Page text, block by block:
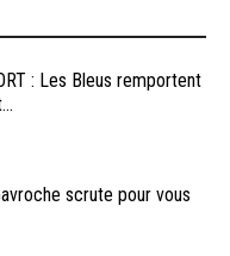
: Les Bleus remportent
scrute pour vous